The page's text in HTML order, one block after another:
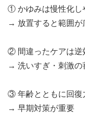
① かゆみは慢性化し
→ 放置すると範囲が
② 間違ったケアは逆
→ 洗いすぎ・刺激の
③ 年齢とともに回復
→ 早期対策が重要